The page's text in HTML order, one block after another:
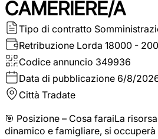
CAMERIERE/A
Tipo di contratto
Retribuzione Lorda 18000 -
Codice annuncio 349936
Data di pubblicazione 6/8/
Città Tradate
🎯 Posizione – Cosa faraiLa
dinamico e famigliare, si